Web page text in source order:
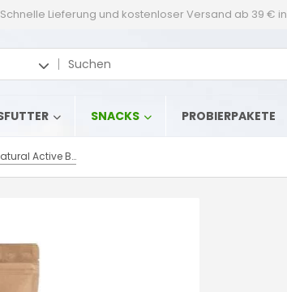
Schnelle Lieferung und kostenloser Versand ab 39 €
SNACKS PROBIERPAKETE
Wildborn Natural Active Bites Hundesnack 3 x 200 g